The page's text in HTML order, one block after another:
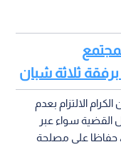
ثلاثة شبان
الالتزام بعدم
القضية سواء عبر
حفاظا على مصلحة